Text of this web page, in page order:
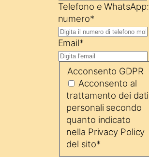
Telefono e WhatsApp:
numero*
Email*
Acconsento GDPR
Acconsento al
trattamento dei dati
personali secondo
quanto indicato
nella Privacy Policy
del sito*